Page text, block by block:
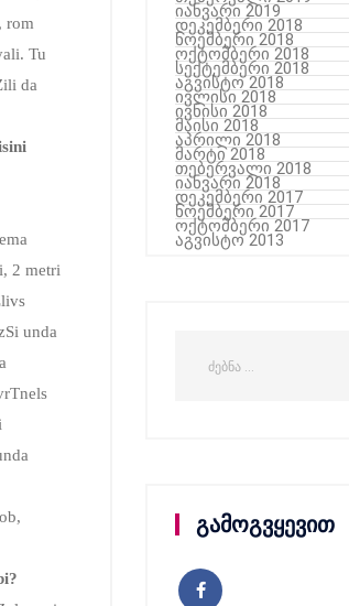
rom
Tu
da
2 metri
unda
იანვარი 2019
დეკემბერი 2018
ნოემბერი 2018
ოქტომბერი 2018
სექტემბერი 2018
აგვისტო 2018
ივლისი 2018
ივნისი 2018
მაისი 2018
აპრილი 2018
მარტი 2018
თებერვალი 2018
იანვარი 2018
დეკემბერი 2017
ნოემბერი 2017
ოქტომბერი 2017
აგვისტო 2013
გამოგვყევით